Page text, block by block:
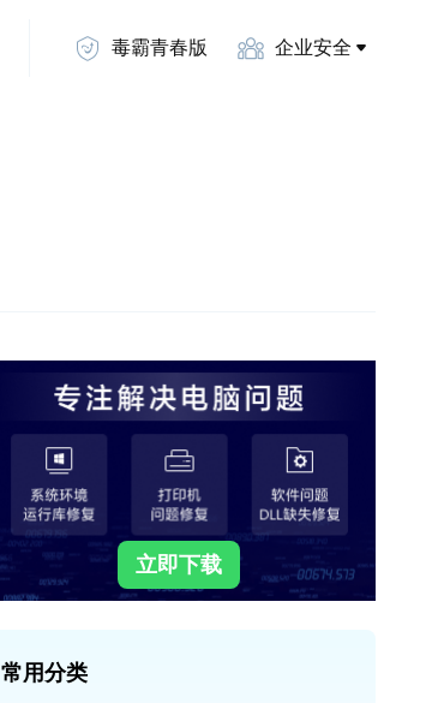
毒霸青春版 企业安全
立即下载
常用分类